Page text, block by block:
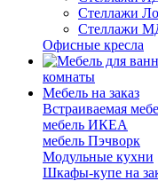
Стеллажи
Стеллажи
Офисные кресла
комнаты
Мебель на заказ
Встраиваемая
мебель ИКЕА
мебель Пэчворк
Модульные кухни
Шкафы-купе на